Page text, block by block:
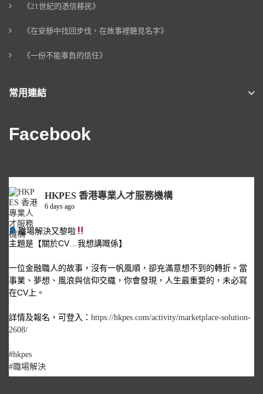
《21世紀的憑信移民》
《在安靜中找回步伐，在故事裡聽見名字》
《一份不能辜負的信任》
常用連結
Facebook
HKPES 香港專業人才服務機構
6 days ago
職場解決又黎啦
主題是【關於CV…我想講嘅係】
一位金融職人的故事，沒有一帆風順，卻充滿意想不到的轉折。當
事業、夢想、風浪與信仰交織，你會發現，人生最重要的，未必寫
在CV上。
詳情及報名，可登入： https://hkpes.com/activity/marketplace-solution-
2608/
#hkpes
#職場解決